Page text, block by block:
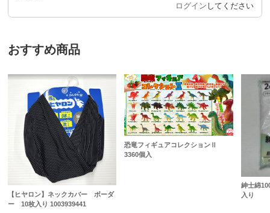
ログイン してください
おすすめ商品
【ヒヤロン】ネックカバー ボーダ
ー 10枚入り 1003939441
恐竜フィギュアコレクションⅡ
3360個入
紳士綿
入り